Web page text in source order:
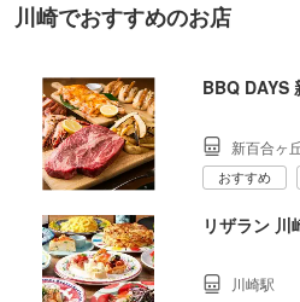
川崎でおすすめのお店
BBQ DAYS
新百合ヶ
おすすめ
リザラン 川
川崎駅